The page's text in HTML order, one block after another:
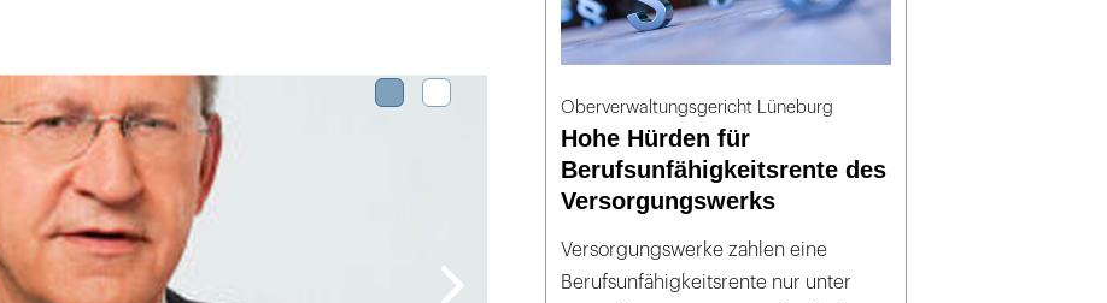
Oberverwaltungsgericht Lüneburg
Hohe Hürden für
Berufsunfähigkeitsrente des
Versorgungswerks
Versorgungswerke zahlen eine
Berufsunfähigkeitsrente nur unter